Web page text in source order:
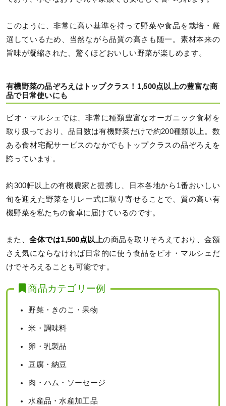
このように、非常に高い基準を持って野菜や食品を栽培・厳
選しているため、当然ながら品質の高さも随一。素材本来の
旨味が凝縮された、驚くほどおいしい野菜が楽しめます。
有機野菜の品ぞろえはトップクラス！1,500点以上の豊富な商
品で日常使いにも
ビオ・マルシェでは、非常に種類豊富なオーガニック食材を
取り扱っており、品目数は有機野菜だけで約200種類以上。数
ある食材宅配サービスのなかでもトップクラスの品ぞろえを
誇っています。
約300軒以上の有機農家と提携し、日本各地から1番おいしい
旬を迎えた野菜をリレー式に取り寄せることで、質の高い有
機野菜を私たちの食卓に届けているのです。
また、全体では1,500点以上の商品を取りそろえており、金額
さえ気にならなければ日常的に使う食品をビオ・マルシェだ
けでそろえることも可能です。
商品カテゴリー例
野菜・きのこ・果物
米・調味料
卵・乳製品
豆腐・納豆
肉・ハム・ソーセージ
水産品・水産加工品